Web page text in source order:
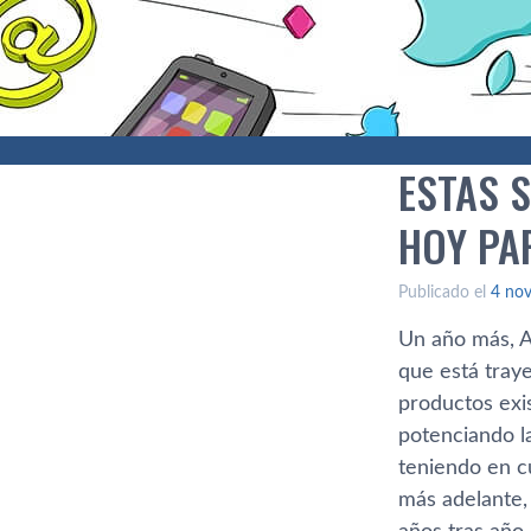
ESTAS
HOY
Publicado el 4
Un año más,
que está
productos
potenciando
teniendo en
más